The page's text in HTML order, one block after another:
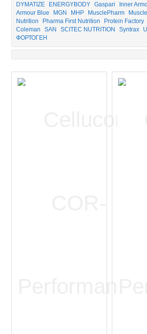
DYMATIZE
ENERGYBODY Gaspari Inner
Armour Blue
MGN MHP MusclePharm
Nutrition
Pharma First Nutrition Protein Factory
Coleman
SAN SCITEC NUTRITION Syntrax
ФОРТОГЕН